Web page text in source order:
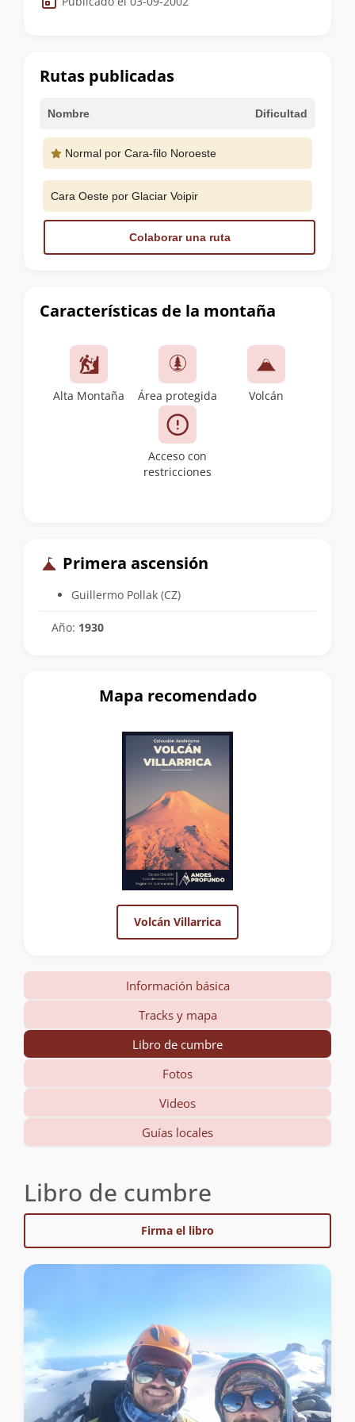
de
cumbre
Características de la montaña
Alta Montaña Área protegida Volcán
Acceso con
restricciones
Primera ascensión
Guillermo Pollak (CZ)
Año: 1930
Rutas publicadas
Nombre Dificultad
Normal por Cara-filo Noroeste
Cara Oeste por Glaciar Voipir
Colaborar una ruta
Mapa recomendado
Volcán Villarrica
Información básica
Tracks y mapa
Libro de cumbre
Fotos
Videos
Guías locales
Libro de cumbre
Firma el libro